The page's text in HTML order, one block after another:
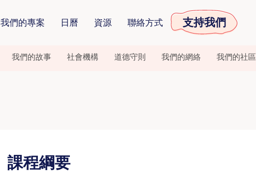
我們的專案 日曆 資源 聯絡方式 支持我們
我們的故事 社會機構 道德守則 我們的網絡 我們的社區
課程綱要